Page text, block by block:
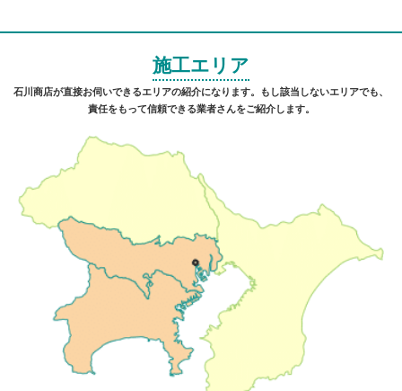
施工エリア
石川商店が直接お伺いできるエリアの紹介になります。もし該当しないエリアでも、
責任をもって信頼できる業者さんをご紹介します。